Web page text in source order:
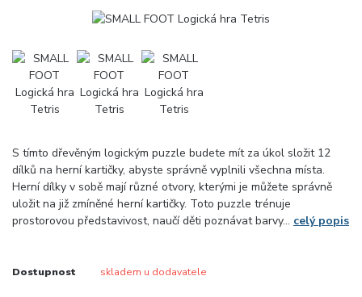
S tímto dřevěným logickým puzzle budete mít za úkol složit 12
dílků na herní kartičky, abyste správně vyplnili všechna místa.
Herní dílky v sobě mají různé otvory, kterými je můžete správně
uložit na již zmíněné herní kartičky. Toto puzzle trénuje
prostorovou představivost, naučí děti poznávat barvy... celý popis
Dostupnost skladem u dodavatele